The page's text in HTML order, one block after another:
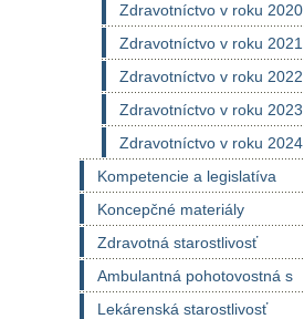
Zdravotníctvo v roku 2020
Zdravotníctvo v roku 2021
Zdravotníctvo v roku 2022
Zdravotníctvo v roku 2023
Zdravotníctvo v roku 2024
Kompetencie a legislatíva
Koncepčné materiály
Zdravotná starostlivosť
Ambulantná pohotovostná s
Lekárenská starostlivosť